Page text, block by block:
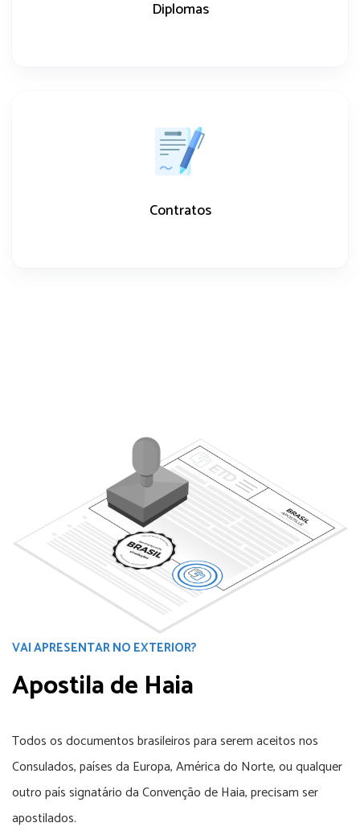
Diplomas
Contratos
VAI APRESENTAR NO EXTERIOR?
Apostila de Haia
Todos os documentos brasileiros para serem aceitos nos
Consulados, países da Europa, América do Norte, ou qualquer
outro país signatário da Convenção de Haia, precisam ser
apostilados.